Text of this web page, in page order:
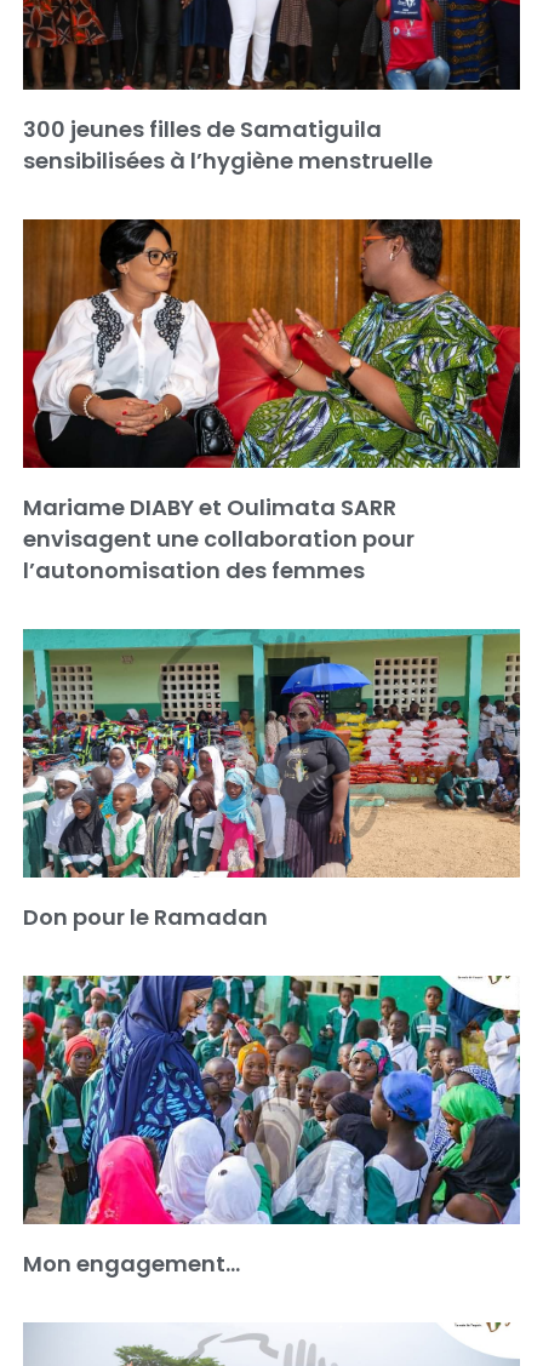
300 jeunes filles de Samatiguila
sensibilisées à l’hygiène menstruelle
Mariame DIABY et Oulimata SARR
envisagent une collaboration pour
l’autonomisation des femmes
Don pour le Ramadan
Mon engagement…